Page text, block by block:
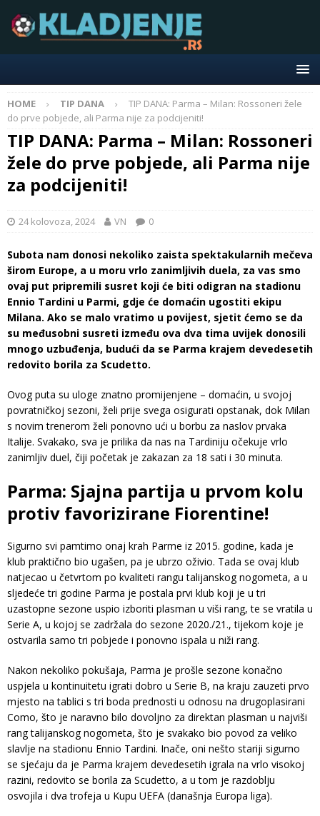
HOME TIP DANA
TIP DANA: Parma – Milan: Rossoneri žele
do prve pobjede, ali Parma nije za podcijeniti!
TIP DANA: Parma – Milan: Rossoneri
žele do prve pobjede, ali Parma nije
za podcijeniti!
24 kolovoza, 2024 VN 0
Subota nam donosi nekoliko zaista spektakularnih mečeva
širom Europe, a u moru vrlo zanimljivih duela, za vas smo
ovaj put pripremili susret koji će biti odigran na stadionu
Ennio Tardini u Parmi, gdje će domaćin ugostiti ekipu
Milana. Ako se malo vratimo u povijest, sjetit ćemo se da
su međusobni susreti između ova dva tima uvijek donosili
mnogo uzbuđenja, budući da se Parma krajem devedesetih
redovito borila za Scudetto.
Ovog puta su uloge znatno promijenjene – domaćin, u svojoj
povratničkoj sezoni, želi prije svega osigurati opstanak, dok Milan
s novim trenerom želi ponovno ući u borbu za naslov prvaka
Italije. Svakako, sva je prilika da nas na Tardiniju očekuje vrlo
zanimljiv duel, čiji početak je zakazan za 18 sati i 30 minuta.
Parma: Sjajna partija u prvom kolu
protiv favorizirane Fiorentine!
Sigurno svi pamtimo onaj krah Parme iz 2015. godine, kada je
klub praktično bio ugašen, pa je ubrzo oživio. Tada se ovaj klub
natjecao u četvrtom po kvaliteti rangu talijanskog nogometa, a u
sljedeće tri godine Parma je postala prvi klub koji je u tri
uzastopne sezone uspio izboriti plasman u viši rang, te se vratila u
Serie A, u kojoj se zadržala do sezone 2020./21., tijekom koje je
ostvarila samo tri pobjede i ponovno ispala u niži rang.
Nakon nekoliko pokušaja, Parma je prošle sezone konačno
uspjela u kontinuitetu igrati dobro u Serie B, na kraju zauzeti prvo
mjesto na tablici s tri boda prednosti u odnosu na drugoplasirani
Como, što je naravno bilo dovoljno za direktan plasman u najviši
rang talijanskog nogometa, što je svakako bio povod za veliko
slavlje na stadionu Ennio Tardini. Inače, oni nešto stariji sigurno
se sjećaju da je Parma krajem devedesetih igrala na vrlo visokoj
razini, redovito se borila za Scudetto, a u tom je razdoblju
osvojila i dva trofeja u Kupu UEFA (današnja Europa liga).